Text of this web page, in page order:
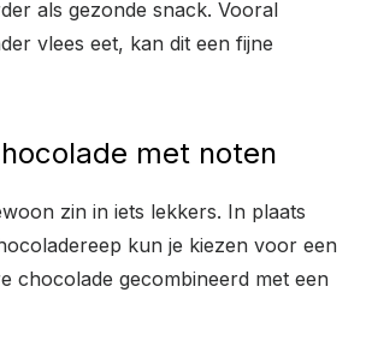
als gezonde snack. Vooral
vlees eet, kan dit een fijne
met noten
zin in iets lekkers. In plaats
kun je kiezen voor een
chocolade gecombineerd met een